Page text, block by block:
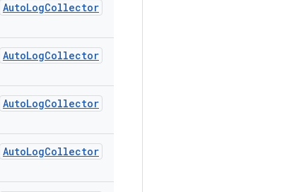
AutoLogCollector
AutoLogCollector
AutoLogCollector
AutoLogCollector